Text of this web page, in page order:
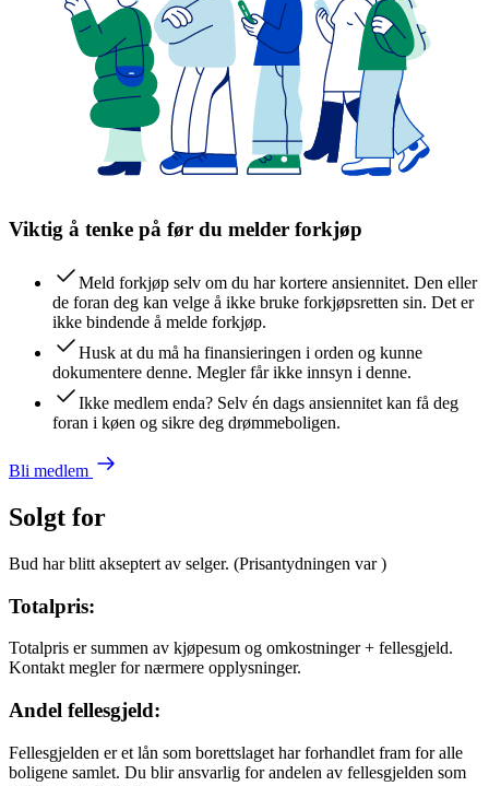
Viktig å tenke på før du melder forkjøp
Meld forkjøp selv om du har kortere ansiennitet. Den eller
de foran deg kan velge å ikke bruke forkjøpsretten sin. Det er
ikke bindende å melde forkjøp.
Husk at du må ha finansieringen i orden og kunne
dokumentere denne. Megler får ikke innsyn i denne.
Ikke medlem enda? Selv én dags ansiennitet kan få deg
foran i køen og sikre deg drømmeboligen.
Bli medlem
Solgt for
Bud har blitt akseptert av selger. (Prisantydningen var)
Totalpris:
Totalpris er summen av kjøpesum og omkostninger + fellesgjeld.
Kontakt megler for nærmere opplysninger.
Andel fellesgjeld:
Fellesgjelden er et lån som borettslaget har forhandlet fram for alle
boligene samlet. Du blir ansvarlig for andelen av fellesgjelden som